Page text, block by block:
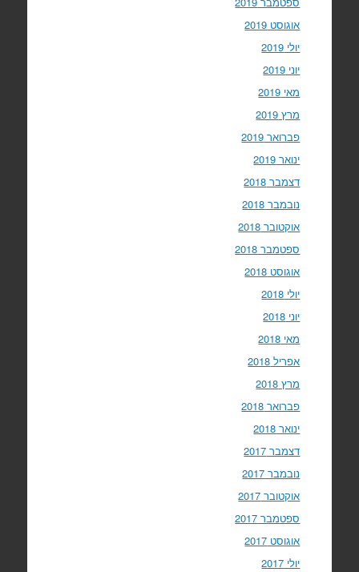
אוגוסט 2019
יולי 2019
יוני 2019
מאי 2019
מרץ 2019
פברואר 2019
ינואר 2019
דצמבר 2018
נובמבר 2018
אוקטובר 2018
ספטמבר 2018
אוגוסט 2018
יולי 2018
יוני 2018
מאי 2018
אפריל 2018
מרץ 2018
פברואר 2018
ינואר 2018
דצמבר 2017
נובמבר 2017
אוקטובר 2017
ספטמבר 2017
אוגוסט 2017
יולי 2017